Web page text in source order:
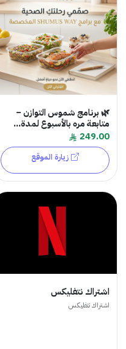
🌿 برنامج شموس التوازن –
متابعة مره بالأسبوع لمدة...
249.00
زيارة الموقع
اشتراك نتفليكس
اشتراك نتفليكس